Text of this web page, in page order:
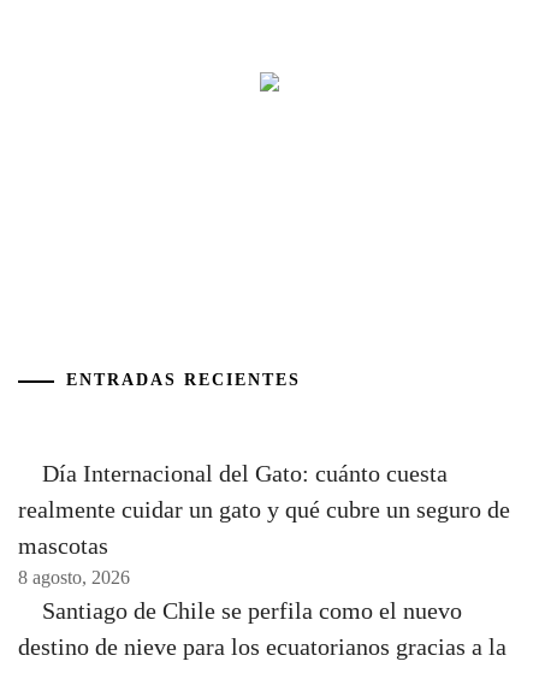
ENTRADAS RECIENTES
Día Internacional del Gato: cuánto cuesta
realmente cuidar un gato y qué cubre un seguro de
mascotas
8 agosto, 2026
Santiago de Chile se perfila como el nuevo
destino de nieve para los ecuatorianos gracias a la